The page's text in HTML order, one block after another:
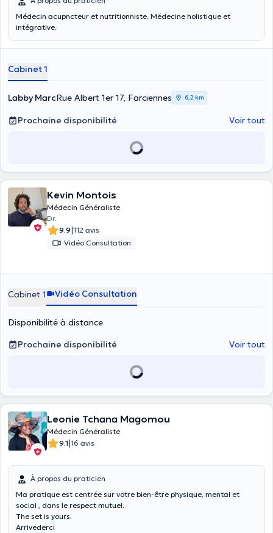
Médecin acupncteur et nutritionniste. Médecine holistique et
intégrative.
Cabinet 1
Labby MarcRue Albert 1er 17, Farciennes 6,2 km
Prochaine disponibilité Voir tout
Kevin Montois
Médecin Généraliste
Dr.
9.9|112 avis
Vidéo Consultation
Cabinet 1 Vidéo Consultation
Disponibilité à distance
Prochaine disponibilité
Voir tout
Leonie Tchana Magomou
Médecin Généraliste
9.1|16 avis
À propos du praticien
Ma pratique est centrée sur votre bien-être physique, mental et
social , dans le respect mutuel.
The set is yours.
Arrivederci